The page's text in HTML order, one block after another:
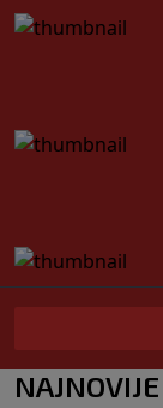
NAJNOVIJE